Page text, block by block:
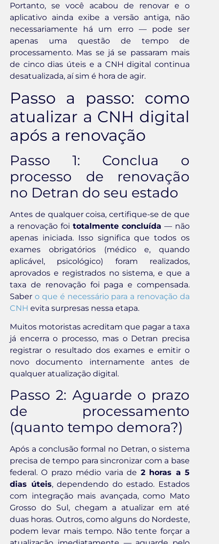
Portanto, se você acabou de renovar e o
aplicativo ainda exibe a versão antiga, não
necessariamente há um erro — pode ser
apenas uma questão de tempo de
processamento. Mas se já se passaram mais
de cinco dias úteis e a CNH digital continua
desatualizada, aí sim é hora de agir.
Passo a passo: como
atualizar a CNH digital
após a renovação
Passo 1: Conclua o
processo de renovação
no Detran do seu estado
Antes de qualquer coisa, certifique-se de que
a renovação foi totalmente concluída — não
apenas iniciada. Isso significa que todos os
exames obrigatórios (médico e, quando
aplicável, psicológico) foram realizados,
aprovados e registrados no sistema, e que a
taxa de renovação foi paga e compensada.
Saber o que é necessário para a renovação da
CNH evita surpresas nessa etapa.
Muitos motoristas acreditam que pagar a taxa
já encerra o processo, mas o Detran precisa
registrar o resultado dos exames e emitir o
novo documento internamente antes de
qualquer atualização digital.
Passo 2: Aguarde o prazo
de processamento
(quanto tempo demora?)
Após a conclusão formal no Detran, o sistema
precisa de tempo para sincronizar com a base
federal. O prazo médio varia de 2 horas a 5
dias úteis, dependendo do estado. Estados
com integração mais avançada, como Mato
Grosso do Sul, chegam a atualizar em até
duas horas. Outros, como alguns do Nordeste,
podem levar mais tempo. Não tente forçar a